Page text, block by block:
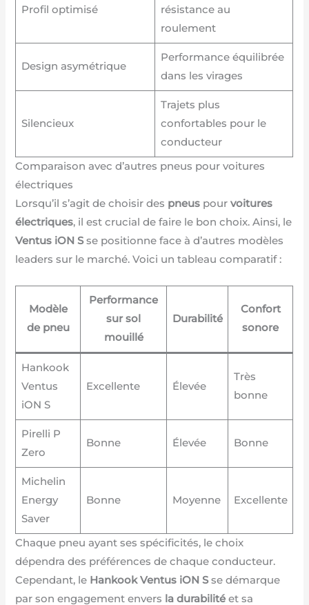
Profil optimisé
résistance au
roulement
Design asymétrique
Performance équilibrée
dans les virages
Silencieux
Trajets plus
confortables pour le
conducteur
Comparaison avec d’autres pneus pour voitures
électriques
Lorsqu’il s’agit de choisir des pneus pourvoitures
électriques, il est crucial de faire le bon choix. Ainsi, le
Ventus iON Sse positionne face à d’autres modèles
leaders sur le marché. Voici un tableau comparatif :
Modèle
de pneu
Performance
sur sol
mouillé
Durabilité
Confort
sonore
Hankook
Ventus
iON S
Excellente Élevée
Très
bonne
Pirelli P
Zero
Bonne Élevée Bonne
Michelin
Energy
Saver
Bonne Moyenne Excellente
Chaque pneu ayant ses spécificités, le choix
dépendra des préférences de chaque conducteur.
Cependant, le Hankook Ventus iON Sse démarque
par son engagement envers la durabilité et sa